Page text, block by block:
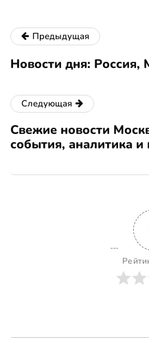
Предыдущая
Новости дня: Россия,
Следующая
Свежие новости
события, аналитика и